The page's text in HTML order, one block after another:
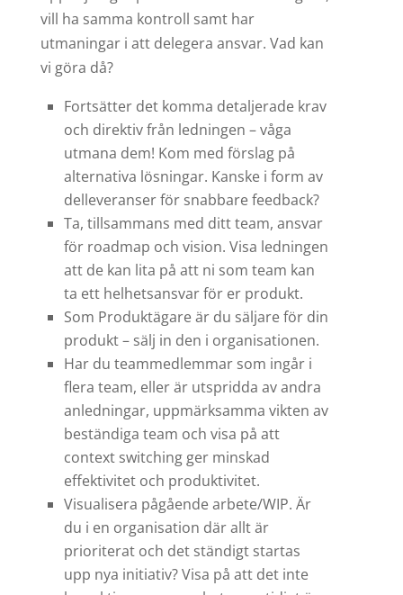
vill ha samma kontroll samt har
utmaningar i att delegera ansvar. Vad kan
vi göra då?
Fortsätter det komma detaljerade krav
och direktiv från ledningen – våga
utmana dem! Kom med förslag på
alternativa lösningar. Kanske i form av
delleveranser för snabbare feedback?
Ta, tillsammans med ditt team, ansvar
för roadmap och vision. Visa ledningen
att de kan lita på att ni som team kan
ta ett helhetsansvar för er produkt.
Som Produktägare är du säljare för din
produkt – sälj in den i organisationen.
Har du teammedlemmar som ingår i
flera team, eller är utspridda av andra
anledningar, uppmärksamma vikten av
beständiga team och visa på att
context switching ger minskad
effektivitet och produktivitet.
Visualisera pågående arbete/WIP. Är
du i en organisation där allt är
prioriterat och det ständigt startas
upp nya initiativ? Visa på att det inte